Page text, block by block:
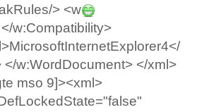
> <w
w:Compatibility>
w:WordDocument> </xml>
mso 9]><xml>